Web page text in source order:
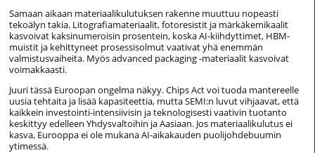
Samaan aikaan materiaalikulutuksen rakenne muuttuu nopeasti
tekoälyn takia. Litografiamateriaalit, fotoresistit ja märkäkemikaalit
kasvoivat kaksinumeroisin prosentein, koska AI-kiihdyttimet, HBM-
muistit ja kehittyneet prosessisolmut vaativat yhä enemmän
valmistusvaiheita. Myös advanced packaging -materiaalit kasvoivat
voimakkaasti.
Juuri tässä Euroopan ongelma näkyy. Chips Act voi tuoda mantereelle
uusia tehtaita ja lisää kapasiteettia, mutta SEMI:n luvut vihjaavat, että
kaikkein investointi-intensiivisin ja teknologisesti vaativin tuotanto
keskittyy edelleen Yhdysvaltoihin ja Aasiaan. Jos materiaalikulutus ei
kasva, Eurooppa ei ole mukana AI-aikakauden puolijohdebuumin
ytimessä.